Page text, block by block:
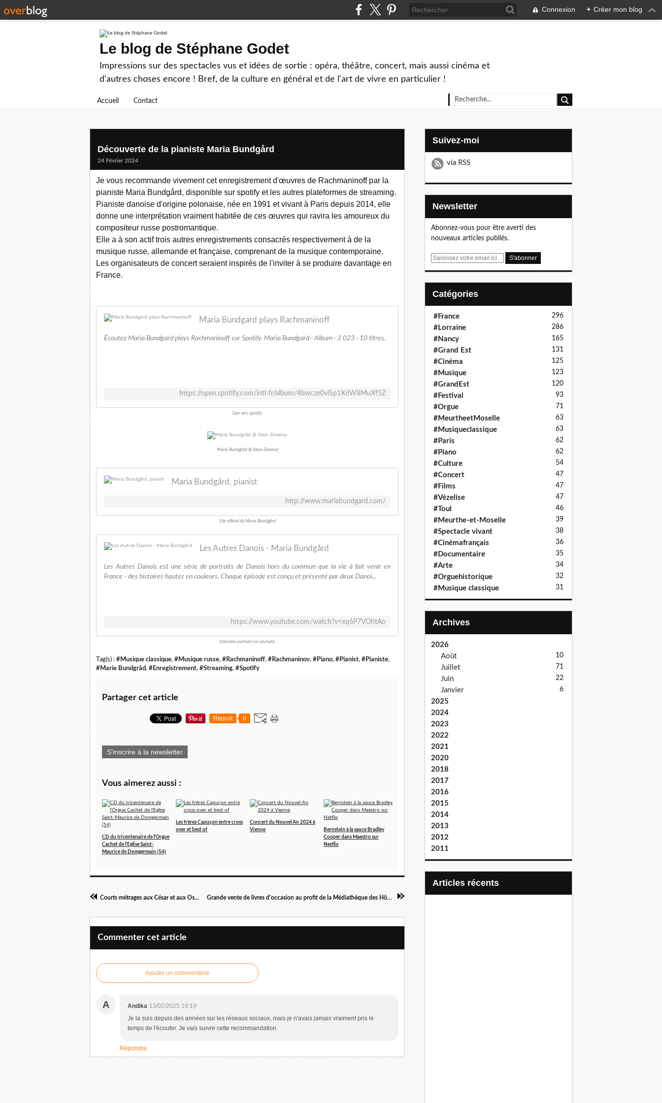
Connexion + Créer mon blog
Le blog de Stéphane Godet
Impressions sur des spectacles vus et idées de sortie : opéra, théâtre, concert, mais aussi cinéma et
d'autres choses encore ! Bref, de la culture en général et de l'art de vivre en particulier !
Accueil Contact
Découverte de la pianiste Maria Bundgård
24 Février 2024
Je vous recommande vivement cet enregistrement d'œuvres de Rachmaninoff par la
pianiste Maria Bundgård, disponible sur spotify et les autres plateformes de streaming.
Pianiste danoise d'origine polonaise, née en 1991 et vivant à Paris depuis 2014, elle
donne une interprétation vraiment habitée de ces œuvres qui ravira les amoureux du
compositeur russe postromantique.
Elle a à son actif trois autres enregistrements consacrés respectivement à de la
musique russe, allemande et française, comprenant de la musique contemporaine.
Les organisateurs de concert seraient inspirés de l'inviter à se produire davantage en
France.
Maria Bundgard plays Rachmaninoff
Écoutez Maria Bundgard plays Rachmaninoff sur Spotify. Maria Bundgard · Album · 2 023 · 10 titres.
https://open.spotify.com/intl-fr/album/4bwcze0viSp1XdW8MuXf5Z
Lien vers spotify
Maria Bundgråd @ Alain Zimeray
Maria Bundgård, pianist
http://www.mariabundgard.com/
Site officiel de Maria Bundgård
Les Autres Danois - Maria Bundgård
Les Autres Danois est une série de portraits de Danois hors du commun que la vie à fait venir en
France - des histoires hautes en couleurs. Chaque épisode est conçu et présenté par deux Danoi...
https://www.youtube.com/watch?v=xq6P7VOhtAo
Interview portrait sur youtube
Tag(s) : #Musique classique, #Musique russe, #Rachmaninoff, #Rachmaninov, #Piano, #Pianist, #Pianiste,
#Marie Bundgråd, #Enregistrement, #Streaming, #Spotify
Partager cet article
Repost 0
S'inscrire à la newsletter
Vous aimerez aussi :
CD du tricentenaire de l'Orgue
Cachet de l'Eglise Saint-
Maurice de Domgermain (54)
Les frères Capuçon entre cross
over et best of
Concert du Nouvel An 2024 à
Vienne
Bernstein à la sauce Bradley
Cooper dans Maestro sur
Netflix
Courts métrages aux César et aux Oscars 2024 Grande vente de livres d'occasion au profit de la Médiathèque des Hôpitaux de Nancy
Commenter cet article
Ajouter un commentaire
A Andika 13/02/2025 19:19
Je la suis depuis des années sur les réseaux sociaux, mais je n'avais jamais vraiment pris le
temps de l'écouter. Je vais suivre cette recommandation.
Répondre
Suivez-moi
via RSS
Newsletter
Abonnez-vous pour être averti des
nouveaux articles publiés.
E
Catégories
#France 296
#Lorraine 286
#Nancy 165
#Grand Est 131
#Cinéma 125
#Musique 123
#GrandEst 120
#Festival 93
#Orgue 71
#MeurtheetMoselle 63
#Musiqueclassique 63
#Paris 62
#Piano 62
#Culture 54
#Concert 47
#Films 47
#Vézelise 47
#Toul 46
#Meurthe-et-Moselle 39
#Spectacle vivant 38
#Cinémafrançais 36
#Documentaire 35
#Arte 34
#Orguehistorique 32
#Musique classique 31
Archives
2026
Août
10
Juillet 71
Juin 22
Janvier 6
2025
2024
2023
2022
2021
2020
2018
2017
2016
2015
2014
2013
2012
2011
articles récents